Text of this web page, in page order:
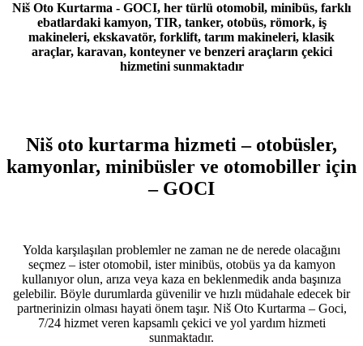
Niš Oto Kurtarma - GOCI, her türlü otomobil, minibüs, farklı
ebatlardaki kamyon, TIR, tanker, otobüs, römork, iş
makineleri, ekskavatör, forklift, tarım makineleri, klasik
araçlar, karavan, konteyner ve benzeri araçların çekici
hizmetini sunmaktadır
Niš oto kurtarma hizmeti – otobüsler,
kamyonlar, minibüsler ve otomobiller için
– GOCI
Yolda karşılaşılan problemler ne zaman ne de nerede olacağını
seçmez – ister otomobil, ister minibüs, otobüs ya da kamyon
kullanıyor olun, arıza veya kaza en beklenmedik anda başınıza
gelebilir. Böyle durumlarda güvenilir ve hızlı müdahale edecek bir
partnerinizin olması hayati önem taşır. Niš Oto Kurtarma – Goci,
7/24 hizmet veren kapsamlı çekici ve yol yardım hizmeti
sunmaktadır.